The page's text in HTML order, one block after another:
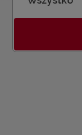
Kategoria